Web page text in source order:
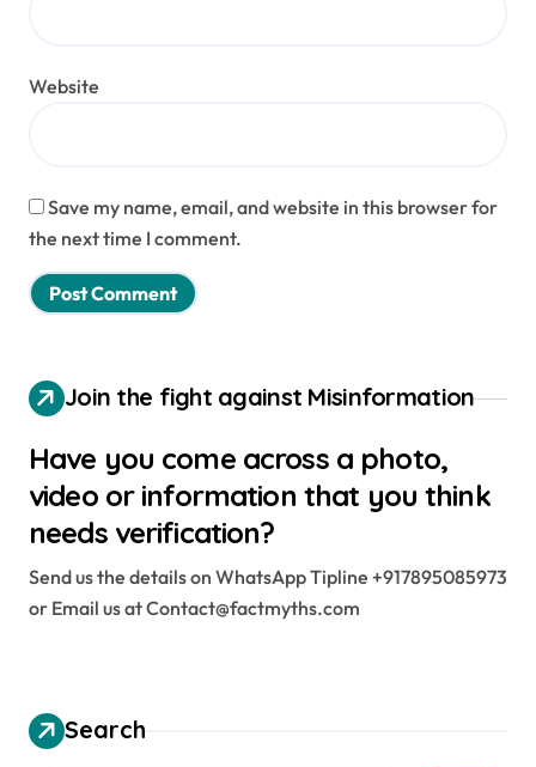
Website
Save my name, email, and website in this browser for
the next time I comment.
Join the fight against Misinformation
Have you come across a photo,
video or information that you think
needs verification?
Send us the details on WhatsApp Tipline +917895085973
or Email us at Contact@factmyths.com
Search